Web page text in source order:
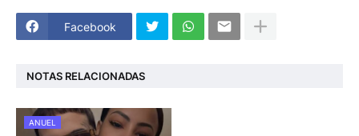
Facebook
NOTAS RELACIONADAS
ANUEL